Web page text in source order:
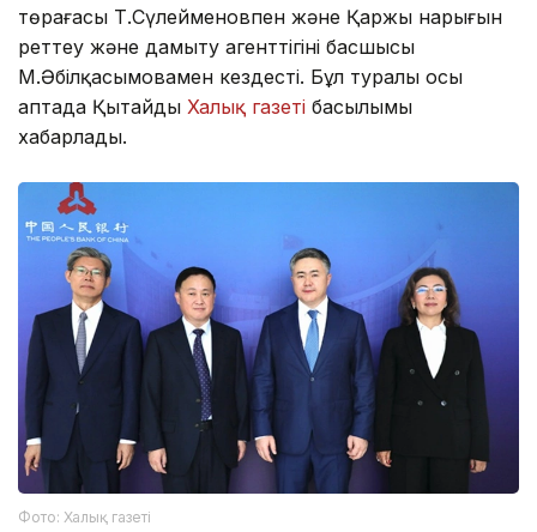
төрағасы Т.Сүлейменовпен және Қаржы нарығын
реттеу және дамыту агенттігінің басшысы
М.Әбілқасымовамен кездесті. Бұл туралы осы
аптада Қытайдың Халық газеті басылымы
хабарлады.
Фото: Халық газеті